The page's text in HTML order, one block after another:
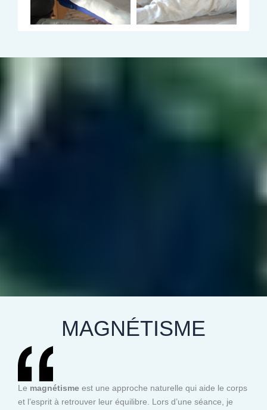
MAGNÉTISME
Le magnétisme est une approche naturelle qui aide le corps
et l’esprit à retrouver leur équilibre. Lors d’une séance, je